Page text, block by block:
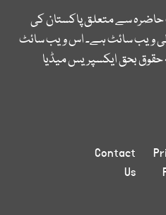
حاضرہ سے متعلق پاکستان کی
ویب سائٹ ہے۔ اس ویب سائٹ
حقوق بحق ایکسپریس میڈیا
Contact
Us